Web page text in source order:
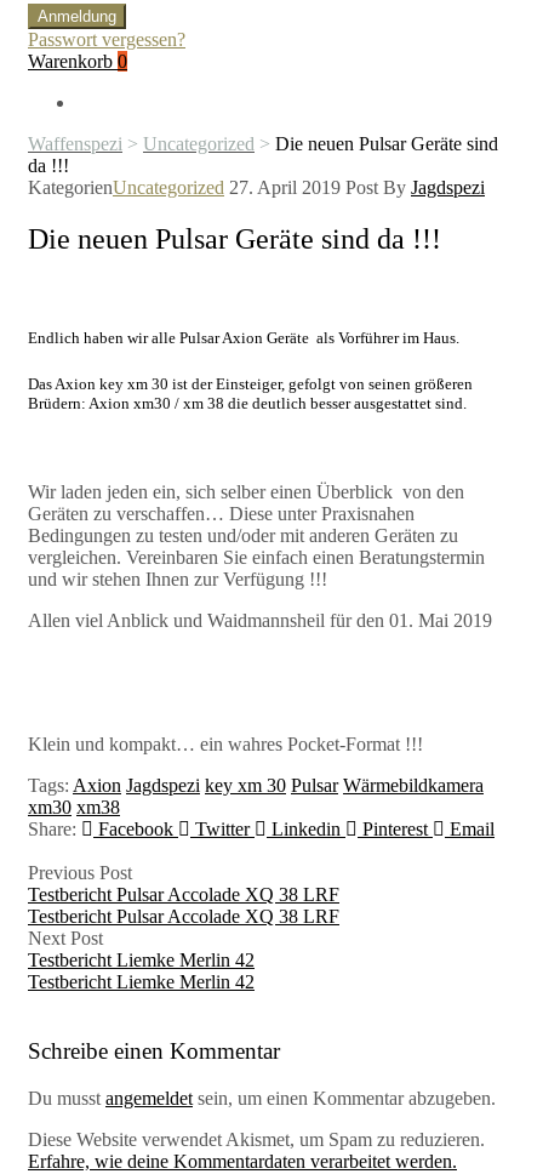
Anmeldung
Passwort vergessen?
Warenkorb 0
Waffenspezi > Uncategorized > Die neuen Pulsar Geräte sind
da !!!
KategorienUncategorized 27. April 2019 Post By Jagdspezi
Die neuen Pulsar Geräte sind da !!!
Endlich haben wir alle Pulsar Axion Geräte als Vorführer im Haus.
Das Axion key xm 30 ist der Einsteiger, gefolgt von seinen größeren
Brüdern: Axion xm30 / xm 38 die deutlich besser ausgestattet sind.
Wir laden jeden ein, sich selber einen Überblick von den
Geräten zu verschaffen… Diese unter Praxisnahen
Bedingungen zu testen und/oder mit anderen Geräten zu
vergleichen. Vereinbaren Sie einfach einen Beratungstermin
und wir stehen Ihnen zur Verfügung !!!
Allen viel Anblick und Waidmannsheil für den 01. Mai 2019
Klein und kompakt… ein wahres Pocket-Format !!!
Tags: Axion Jagdspezi key xm 30 Pulsar Wärmebildkamera
xm30 xm38
Share:
Facebook Twitter Linkedin Pinterest Email
Previous Post
Testbericht Pulsar Accolade XQ 38 LRF
Testbericht Pulsar Accolade XQ 38 LRF
Next Post
Testbericht Liemke Merlin 42
Testbericht Liemke Merlin 42
Schreibe einen Kommentar
Du musst angemeldet sein, um einen Kommentar abzugeben.
Diese Website verwendet Akismet, um Spam zu reduzieren.
Erfahre, wie deine Kommentardaten verarbeitet werden.